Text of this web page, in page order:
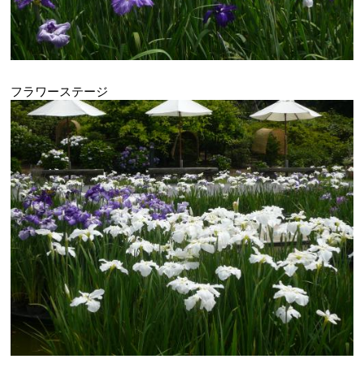
フラワーステージ